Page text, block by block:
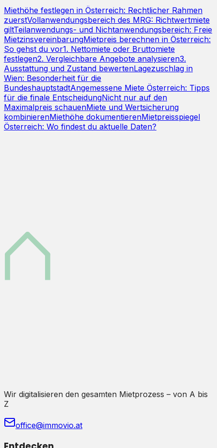
Miethöhe festlegen in Österreich: Rechtlicher Rahmen
zuerstVollanwendungsbereich des MRG: Richtwertmiete
giltTeilanwendungs- und Nichtanwendungsbereich: Freie
MietzinsvereinbarungMietpreis berechnen in Österreich:
So gehst du vor1. Nettomiete oder Bruttomiete
festlegen2. Vergleichbare Angebote analysieren3.
Ausstattung und Zustand bewertenLagezuschlag in
Wien: Besonderheit für die
BundeshauptstadtAngemessene Miete Österreich: Tipps
für die finale EntscheidungNicht nur auf den
Maximalpreis schauenMiete und Wertsicherung
kombinierenMiethöhe dokumentierenMietpreisspiegel
Österreich: Wo findest du aktuelle Daten?
Wir digitalisieren den gesamten Mietprozess – von A bis
Z
office@immovio.at